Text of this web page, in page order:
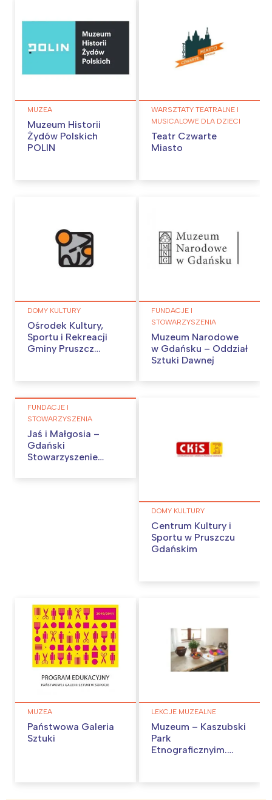
MUZEA
Muzeum Historii
Żydów Polskich
POLIN
WARSZTATY TEATRALNE I
MUSICALOWE DLA DZIECI
Teatr Czwarte
Miasto
DOMY KULTURY
Ośrodek Kultury,
Sportu i Rekreacji
Gminy Pruszcz
FUNDACJE I
STOWARZYSZENIA
Muzeum Narodowe
w Gdańsku – Oddział
Sztuki Dawnej
FUNDACJE I
STOWARZYSZENIA
Jaś i Małgosia –
Gdański
Stowarzyszenie
DOMY KULTURY
Centrum Kultury i
Sportu w Pruszczu
Gdańskim
MUZEA
Państwowa Galeria
Sztuki
LEKCJE MUZEALNE
Muzeum – Kaszubski
Park
Etnograficznyim.